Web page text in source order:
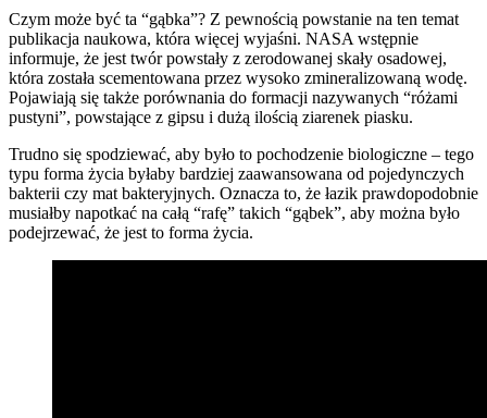
Czym może być ta “gąbka”? Z pewnością powstanie na ten temat
publikacja naukowa, która więcej wyjaśni. NASA wstępnie
informuje, że jest twór powstały z zerodowanej skały osadowej,
która została scementowana przez wysoko zmineralizowaną wodę.
Pojawiają się także porównania do formacji nazywanych “różami
pustyni”, powstające z gipsu i dużą ilością ziarenek piasku.
Trudno się spodziewać, aby było to pochodzenie biologiczne – tego
typu forma życia byłaby bardziej zaawansowana od pojedynczych
bakterii czy mat bakteryjnych. Oznacza to, że łazik prawdopodobnie
musiałby napotkać na całą “rafę” takich “gąbek”, aby można było
podejrzewać, że jest to forma życia.